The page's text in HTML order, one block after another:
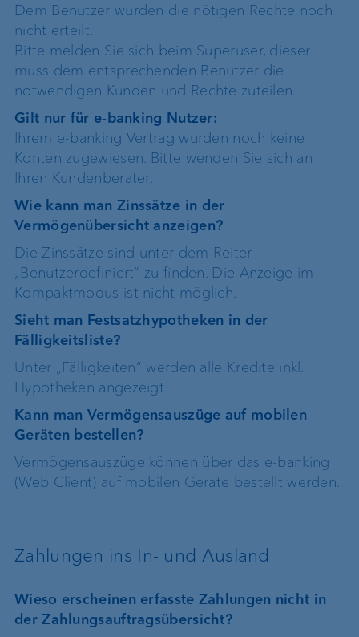
Dem Benutzer wurden die nötigen Rechte noch
nicht erteilt.
Bitte melden Sie sich beim Superuser, dieser
muss dem entsprechenden Benutzer die
notwendigen Kunden und Rechte zuteilen.
Gilt nur für e-banking Nutzer:
Ihrem e-banking Vertrag wurden noch keine
Konten zugewiesen. Bitte wenden Sie sich an
Ihren Kundenberater.
Wie kann man Zinssätze in der
Vermögenübersicht anzeigen?
Die Zinssätze sind unter dem Reiter
„Benutzerdefiniert“ zu finden. Die Anzeige im
Kompaktmodus ist nicht möglich.
Sieht man Festsatzhypotheken in der
Fälligkeitsliste?
Unter „Fälligkeiten“ werden alle Kredite inkl.
Hypotheken angezeigt.
Kann man Vermögensauszüge auf mobilen
Geräten bestellen?
Vermögensauszüge können über das e-banking
(Web Client) auf mobilen Geräte bestellt werden.
Zahlungen ins In- und Ausland
Wieso erscheinen erfasste Zahlungen nicht in
der Zahlungsauftragsübersicht?